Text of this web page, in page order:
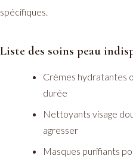
spécifiques.
Liste des soins peau
Crèmes hydratantes
durée
Nettoyants visage
agresser
Masques purifiants